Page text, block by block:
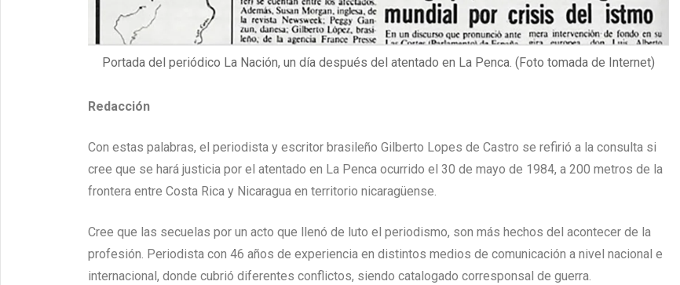
Portada del periódico La Nación, un día después del atentado en La Penca. (Foto tomada de Internet)
Redacción
Con estas palabras, el periodista y escritor brasileño Gilberto Lopes de Castro se refirió a la consulta si
cree que se hará justicia por el atentado en La Penca ocurrido el 30 de mayo de 1984, a 200 metros de la
frontera entre Costa Rica y Nicaragua en territorio nicaragüense.
Cree que las secuelas por un acto que llenó de luto el periodismo, son más hechos del acontecer de la
profesión. Periodista con 46 años de experiencia en distintos medios de comunicación a nivel nacional e
internacional, donde cubrió diferentes conflictos, siendo catalogado corresponsal de guerra.